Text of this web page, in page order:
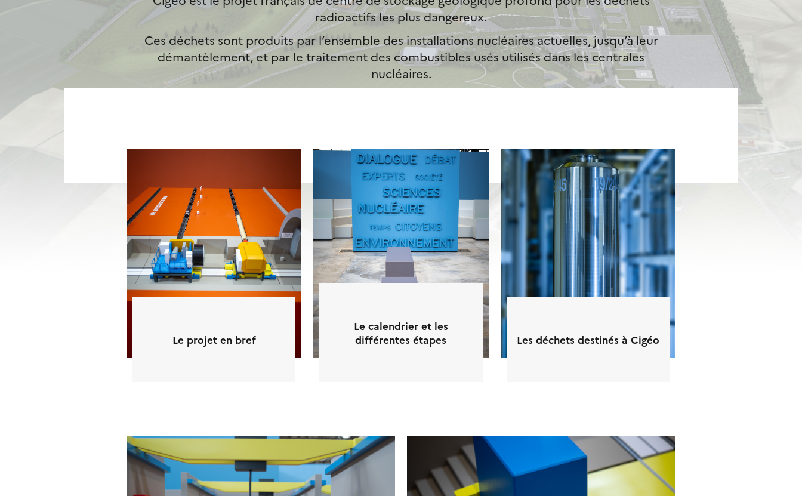
radioactifs les plus dangereux.
Ces déchets sont produits par l’ensemble des installations nucléaires actuelles, jusqu’à leur
démantèlement, et par le traitement des combustibles usés utilisés dans les centrales
nucléaires.
Le projet en bref
Le calendrier et les
différentes étapes
Les déchets destinés à Cigéo